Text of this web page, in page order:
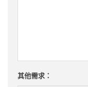
其他需求：